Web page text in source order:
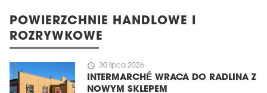
POWIERZCHNIE HANDLOWE I
ROZRYWKOWE
schedule 30 lipca 2026
INTERMARCHÉ WRACA DO RADLINA Z
NOWYM SKLEPEM